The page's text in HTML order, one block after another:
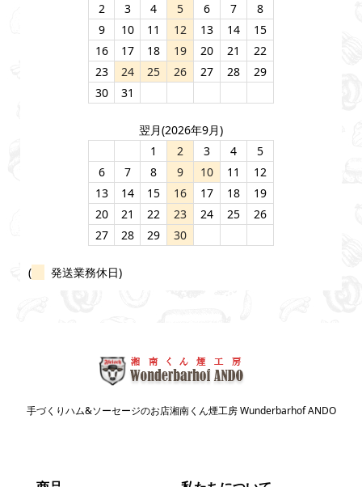
2
3 4 5 6 7
8
9
10 11 12 13 14
15
16
17 18 19 20 21
22
23
24 25 26 27 28
29
30
31
翌月(2026年9月)
1
2 3 4
5
6
7 8 9 10 11
12
13
14 15 16 17 18
19
20
21 22 23 24 25
26
27
28 29 30
( 発送業務休日)
手づくりハム&ソーセージのお店湘南くん煙工房 Wunderbarhof ANDO